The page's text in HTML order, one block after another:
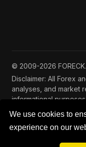
We use cookies to
experience on our
© 2009-2026
Disclaimer: All Forex
analyses, and market
informational
investment advice.
capital loss. See our